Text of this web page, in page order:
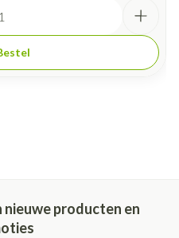
producten en